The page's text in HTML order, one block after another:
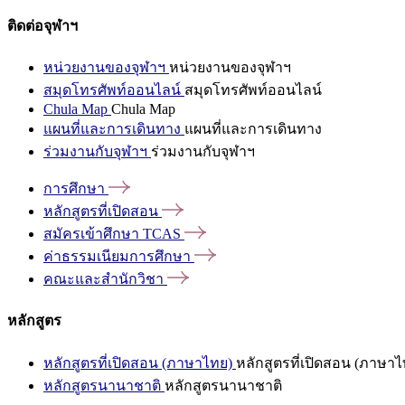
ติดต่อจุฬาฯ
หน่วยงานของจุฬาฯ หน่วยงานของจุฬาฯ
สมุดโทรศัพท์ออนไลน์ สมุดโทรศัพท์ออนไลน์
Chula Map Chula Map
แผนที่และการเดินทาง แผนที่และการเดินทาง
ร่วมงานกับจุฬาฯ ร่วมงานกับจุฬาฯ
การศึกษา
หลักสูตรที่เปิดสอน
สมัครเข้าศึกษา TCAS
ค่าธรรมเนียมการศึกษา
คณะและสำนักวิชา
หลักสูตร
หลักสูตรที่เปิดสอน (ภาษาไทย) หลักสูตรที่เปิดสอน (ภาษาไ
หลักสูตรนานาชาติ หลักสูตรนานาชาติ